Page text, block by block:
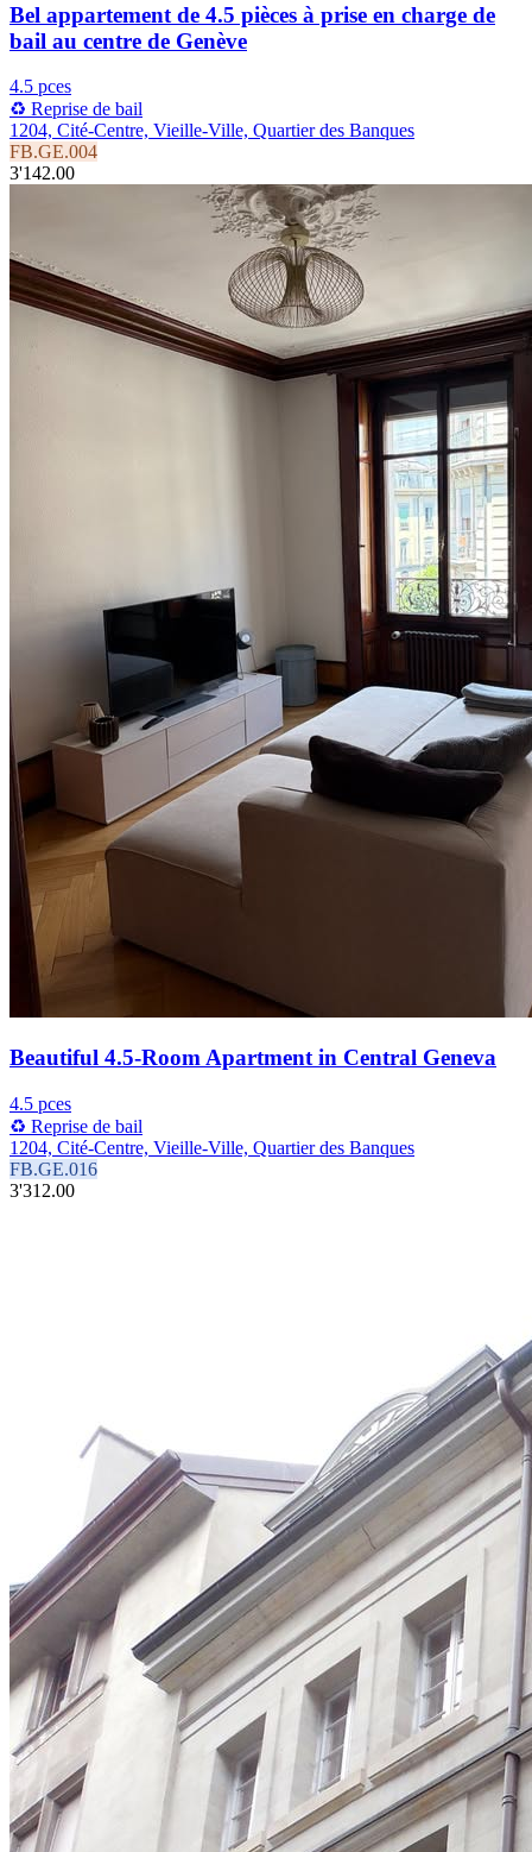
Bel appartement de 4.5 pièces à prise en charge de
bail au centre de Genève
4.5 pces
♻️ Reprise de bail
1204, Cité-Centre, Vieille-Ville, Quartier des Banques
FB.GE.004
3'142.00
Beautiful 4.5-Room Apartment in Central Geneva
4.5 pces
♻️ Reprise de bail
1204, Cité-Centre, Vieille-Ville, Quartier des Banques
FB.GE.016
3'312.00